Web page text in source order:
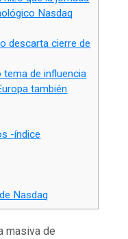
Nasdaq
descarta cierre de
de influencia
también
-índice
Nasdaq
masiva de